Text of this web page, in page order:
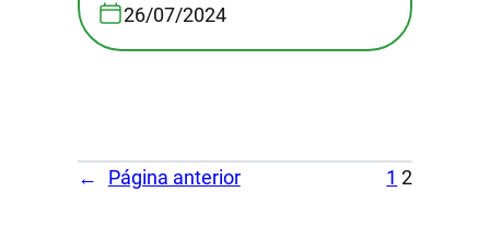
26/07/2024
← Página anterior 1 2